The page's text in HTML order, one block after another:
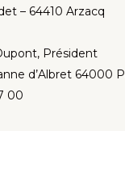
– 64410 Arzacq
Président
d’Albret 64000
00